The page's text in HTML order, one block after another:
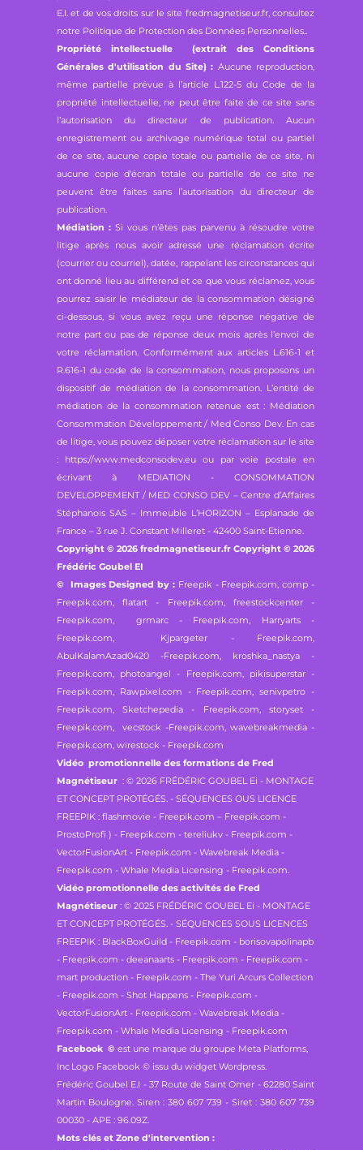
E.I. et de vos droits sur le site fredmagnetiseur.fr, consultez
notre Politique de Protection des Données Personnelles..
Propriété intellectuelle (extrait des Conditions
Générales d'utilisation du Site) : Aucune reproduction,
même partielle prévue à l’article L.122-5 du Code de la
propriété intellectuelle, ne peut être faite de ce site sans
l’autorisation du directeur de publication. Aucun
enregistrement ou archivage numérique total ou partiel
de ce site, aucune copie totale ou partielle de ce site, ni
aucune copie d'écran totale ou partielle de ce site ne
peuvent être faites sans l’autorisation du directeur de
publication.
Médiation : Si vous n’êtes pas parvenu à résoudre votre
litige après nous avoir adressé une réclamation écrite
(courrier ou courriel), datée, rappelant les circonstances qui
ont donné lieu au différend et ce que vous réclamez, vous
pourrez saisir le médiateur de la consommation désigné
ci-dessous, si vous avez reçu une réponse négative de
notre part ou pas de réponse deux mois après l’envoi de
votre réclamation. Conformément aux articles L.616-1 et
R.616-1 du code de la consommation, nous proposons un
dispositif de médiation de la consommation. L’entité de
médiation de la consommation retenue est : Médiation
Consommation Développement / Med Conso Dev. En cas
de litige, vous pouvez déposer votre réclamation sur le site
: https://www.medconsodev.eu ou par voie postale en
écrivant à MEDIATION - CONSOMMATION
DEVELOPPEMENT / MED CONSO DEV – Centre d’Affaires
Stéphanois SAS – Immeuble L’HORIZON – Esplanade de
France – 3 rue J. Constant Milleret - 42400 Saint-Etienne.
Copyright © 2026 fredmagnetiseur.fr Copyright © 2026
Frédéric Goubel EI
© Images Designed by : Freepik - Freepik.com,comp -
Freepik.com, flatart - Freepik.com, freestockcenter -
Freepik.com, grmarc - Freepik.com,
Harryarts -
Freepik.com, Kjpargeter - Freepik.com,
AbulKalamAzad0420 -Freepik.com, kroshka_nastya -
Freepik.com, photoangel - Freepik.com, pikisuperstar -
Freepik.com, Rawpixel.com - Freepik.com,senivpetro -
Freepik.com, Sketchepedia - Freepik.com, storyset -
Freepik.com, vecstock -Freepik.com, wavebreakmedia -
Freepik.com, wirestock - Freepik.com
Vidéo promotionnelle des formations de Fred
Magnétiseur : © 2026 FRÉDÉRIC GOUBEL Ei - MONTAGE
ET CONCEPT PROTÉGÉS. - SÉQUENCES OUS LICENCE
FREEPIK : flashmovie - Freepik.com – Freepik.com -
ProstoProfi ) - Freepik.com - tereliukv - Freepik.com -
VectorFusionArt - Freepik.com - Wavebreak Media -
Freepik.com - Whale Media Licensing - Freepik.com.
Vidéo promotionnelle des activités de Fred
Magnétiseur : © 2025 FRÉDÉRIC GOUBEL Ei - MONTAGE
ET CONCEPT PROTÉGÉS. - SÉQUENCES SOUS LICENCES
FREEPIK : BlackBoxGuild - Freepik.com - borisovapolinapb
- Freepik.com - deeanaarts - Freepik.com - Freepik.com -
mart production - Freepik.com - The Yuri Arcurs Collection
- Freepik.com - Shot Happens - Freepik.com -
VectorFusionArt - Freepik.com - Wavebreak Media -
Freepik.com - Whale Media Licensing - Freepik.com
Facebook © est une marque du groupe Meta Platforms,
Inc Logo Facebook © issu du widget Wordpress.
Frédéric Goubel E.I - 37 Route de Saint Omer - 62280 Saint
Martin Boulogne. Siren : 380 607 739 - Siret : 380 607 739
00030 - APE : 96.09Z.
Mots clés et Zone d'intervention :